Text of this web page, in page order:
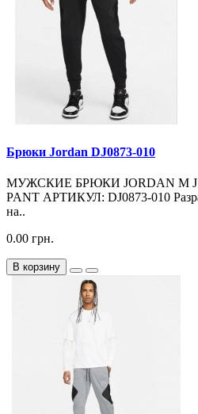
Брюки Jordan DJ0873-010
МУЖСКИЕ БРЮКИ JORDAN M J
PANT АРТИКУЛ: DJ0873-010
на..
0.00 грн.
В корзину